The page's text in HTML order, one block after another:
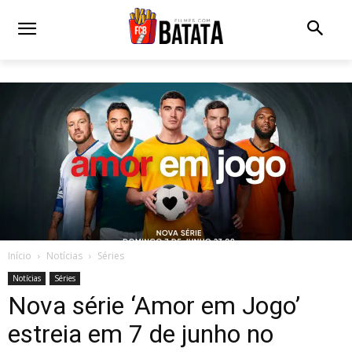
Início Notícias Séries
Notícias Séries
Nova série ‘Amor em Jogo’
estreia em 7 de junho no